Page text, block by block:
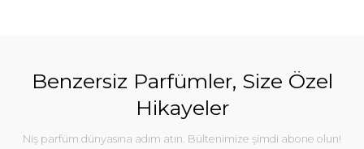
Benzersiz Parfümler, Size Özel
Hikayeler
Niş parfüm dünyasına adım atın. Bültenimize şimdi abone olun!